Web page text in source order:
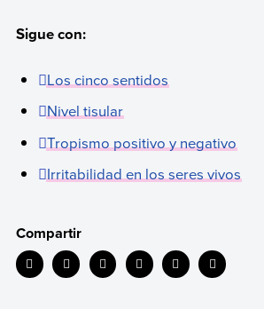
Sigue con:
Los cinco sentidos
Nivel tisular
Tropismo positivo y negativo
Irritabilidad en los seres vivos
Compartir